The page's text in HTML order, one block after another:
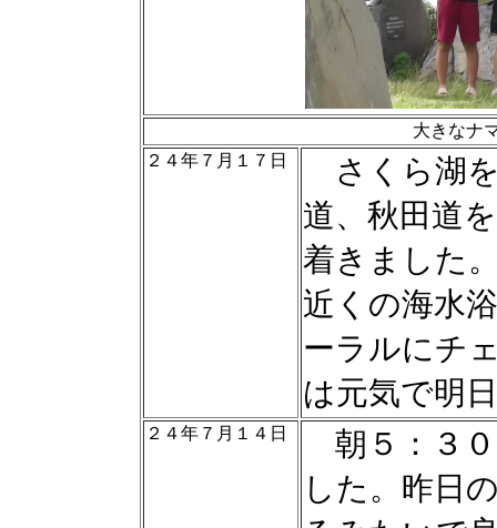
大きなナ
２４年７月１７日
さくら湖
道、秋田道
着きました
近くの海水
ーラルにチ
は元気で明
２４年７月１４日
朝５：３０
した。昨日